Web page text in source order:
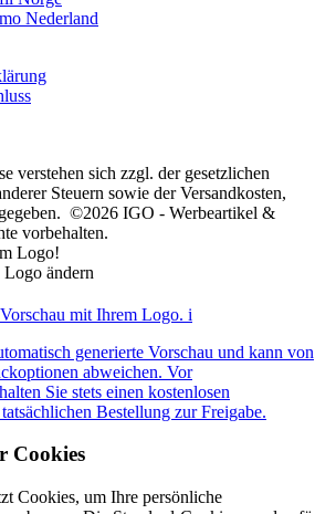
Nederland
verstehen sich zzgl. der gesetzlichen
Steuern sowie der Versandkosten,
©2026 IGO - Werbeartikel &
vorbehalten.
Logo!
Logo ändern
mit Ihrem Logo. i
generierte Vorschau und kann von
abweichen. Vor
Sie stets einen kostenlosen
Bestellung zur Freigabe.
Cookies
Cookies, um Ihre persönliche